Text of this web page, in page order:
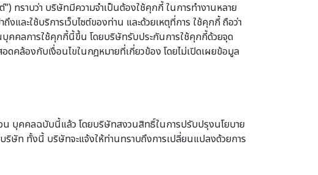
ทราบว่า บริษัทมีความจำเป็นต้องใช้คุกกี้ ในการทำงานหลาย
และใช้บริการเว็บไซต์ของท่าน และด้วยเหตุที่การ ใช้คุกกี้ ถือว่า
คคลการใช้คุกกี้นี้ขึ้น โดยบริษัทรับประกันการใช้คุกกี้ด้วยจุด
คล้องกับเงื่อนไขในกฎหมายที่เกี่ยวข้อง โดยไม่เปิดเผยข้อมูล
วน บุคคลฉบับนี้แล้ว โดยบริษัทสงวนสิทธิ์ในการปรับปรุงนโยบาย
ริษัท ทั้งนี้ บริษัทจะแจ้งให้ท่านทราบถึงการเปลี่ยนแปลงด้วยการ